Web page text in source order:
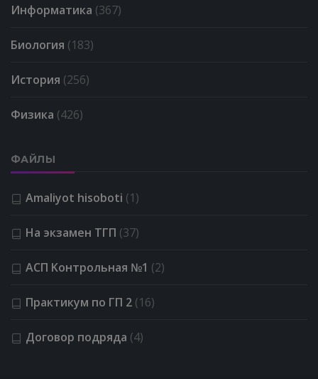
Информатика (367)
Биология (183)
История (256)
Физика (426)
ФАЙЛЫ
Amaliyot hisoboti (1)
На экзамен ТГП (37)
АСП Kонтрольная №1 (2)
Практикум по ГП 2 (16)
Договор подряда (4)